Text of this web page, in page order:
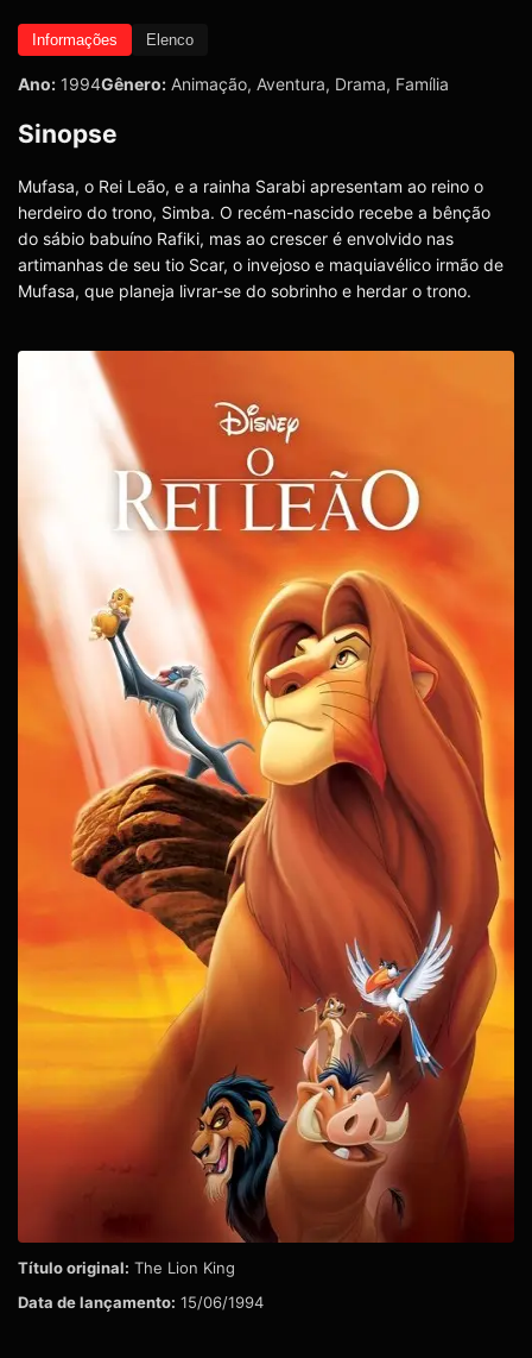
Informações Elenco
Ano: 1994Gênero: Animação, Aventura, Drama, Família
Sinopse
Mufasa, o Rei Leão, e a rainha Sarabi apresentam ao reino o
herdeiro do trono, Simba. O recém-nascido recebe a bênção
do sábio babuíno Rafiki, mas ao crescer é envolvido nas
artimanhas de seu tio Scar, o invejoso e maquiavélico irmão de
Mufasa, que planeja livrar-se do sobrinho e herdar o trono.
Título original: The Lion King
Data de lançamento: 15/06/1994